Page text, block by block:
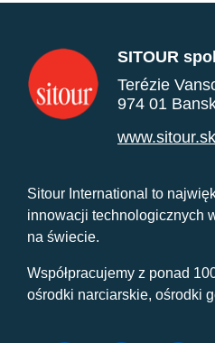
SITOUR
Terézie
974 01
www.sitour.sk
Sitour International to
innowacji technologicznych
na świecie.
Współpracujemy z ponad
ośrodki narciarskie, ośrodki